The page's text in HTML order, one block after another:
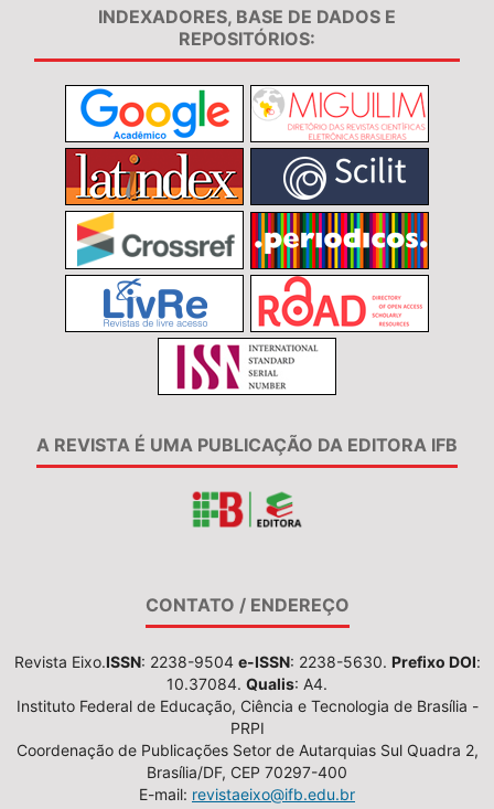
INDEXADORES, BASE DE DADOS E
REPOSITÓRIOS:
A REVISTA É UMA PUBLICAÇÃO DA EDITORA IFB
CONTATO / ENDEREÇO
Revista Eixo.ISSN: 2238-9504 e-ISSN: 2238-5630. Prefixo DOI:
10.37084. Qualis: A4.
Instituto Federal de Educação, Ciência e Tecnologia de Brasília -
PRPI
Coordenação de Publicações Setor de Autarquias Sul Quadra 2,
Brasília/DF, CEP 70297-400
E-mail: revistaeixo@ifb.edu.br